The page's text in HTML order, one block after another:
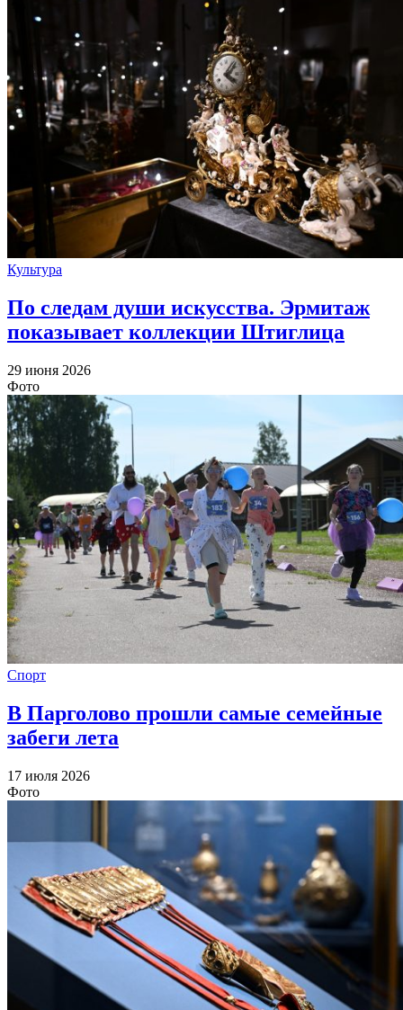
Культура
По следам души искусства. Эрмитаж
показывает коллекции Штиглица
29 июня 2026
Фото
Спорт
В Парголово прошли самые семейные
забеги лета
17 июля 2026
Фото